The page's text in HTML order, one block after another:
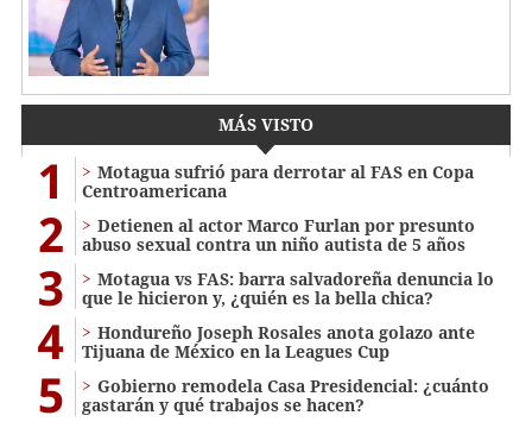
MÁS VISTO
1
Motagua sufrió para derrotar al FAS en Copa
Centroamericana
2
Detienen al actor Marco Furlan por presunto
abuso sexual contra un niño autista de 5 años
3
Motagua vs FAS: barra salvadoreña denuncia lo
que le hicieron y, ¿quién es la bella chica?
4
Hondureño Joseph Rosales anota golazo ante
Tijuana de México en la Leagues Cup
5
Gobierno remodela Casa Presidencial: ¿cuánto
gastarán y qué trabajos se hacen?